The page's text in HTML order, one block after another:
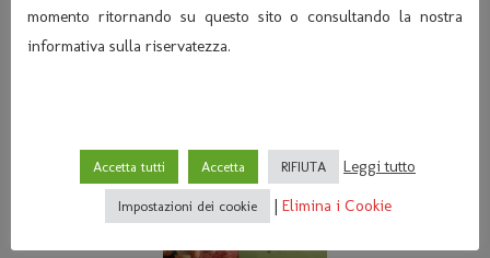
momento ritornando su questo sito o consultando la nostra
informativa sulla riservatezza.
Accetta tutti Accetta RIFIUTA Leggi tutto
Impostazioni dei cookie | Elimina i Cookie